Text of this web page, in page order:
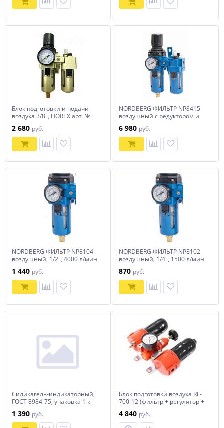
Блок подготовки и подачи
воздуха 3/8", HOREX арт. №
2 680 руб.
NORDBERG ФИЛЬТР NP8415
воздушный с редуктором и
6 980 руб.
NORDBERG ФИЛЬТР NP8104
воздушный, 1/2", 4000 л/мин
1 440 руб.
NORDBERG ФИЛЬТР NP8102
воздушный, 1/4", 1500 л/мин
870 руб.
Силикагель-индикаторный,
ГОСТ 8984-75, упаковка 1 кг
1 390 руб.
Блок подготовки воздуха RF-
700-12 (фильтр + регулятор +
10bar) ROCKFORCE /1 NEW
4 840 руб.